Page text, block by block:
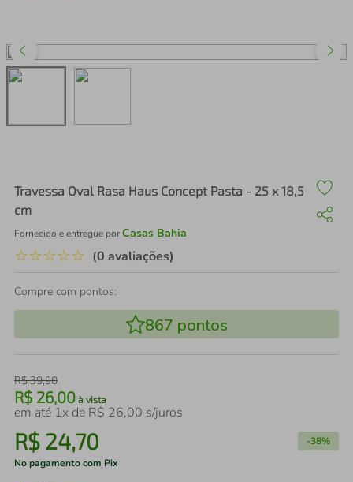
Travessa Oval Rasa Haus Concept Pasta - 25 x 18,5
cm
Fornecido e entregue porCasas Bahia
☆☆☆☆☆ (0 avaliações)
Compre com pontos:
867 pontos
R$39,90
R$ 26,00 à vista
em até 1x de R$ 26,00 s/juros
R$ 24,70 -38%
No pagamento com Pix
3º perfume